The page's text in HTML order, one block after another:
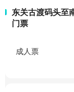
东关古渡码头至
门票
成人票